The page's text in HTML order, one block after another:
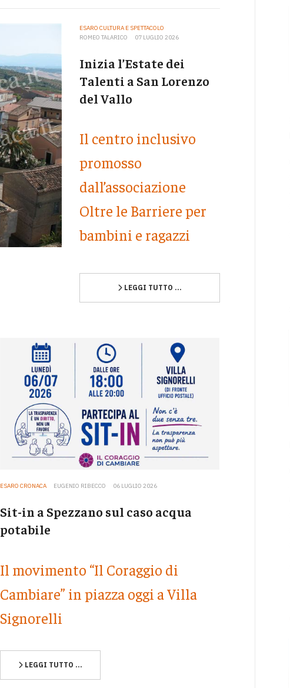
ESARO CULTURA E SPETTACOLO
ROMEO TALARICO
07 LUGLIO 2026
Inizia l’Estate dei
Talenti a San Lorenzo
del Vallo
Il centro inclusivo
promosso
dall’associazione
Oltre le Barriere per
bambini e ragazzi
LEGGI TUTTO …
ESARO CRONACA EUGENIO RIBECCO 06 LUGLIO 2026
Sit-in a Spezzano sul caso acqua
potabile
Il movimento “Il Coraggio di
Cambiare” in piazza oggi a Villa
Signorelli
LEGGI TUTTO …